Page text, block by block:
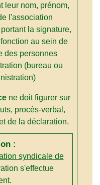
leur nom, prénom,
l'association
la signature,
au sein de
des personnes
(bureau ou
ne doit figurer sur
procès-verbal,
de la déclaration.
:
syndicale de
s'effectue